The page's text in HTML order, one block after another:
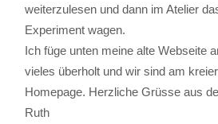
weiterzulesen und dann im Atelier
Experiment wagen.
Ich füge unten meine alte Webseite
vieles überholt und wir sind am
Homepage. Herzliche Grüsse aus
Ruth